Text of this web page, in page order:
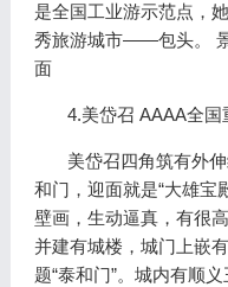
是全国工业游示范点，
秀旅游城市——包头。
面
4.美岱召 AAAA全国
美岱召四角筑有外伸
和门，迎面就是“大雄宝
壁画，生动逼真，有很
并建有城楼，城门上嵌
题“泰和门”。城内有顺